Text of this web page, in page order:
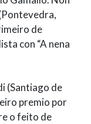
de
con “A nena
(Santiago de
premio por
o feito de